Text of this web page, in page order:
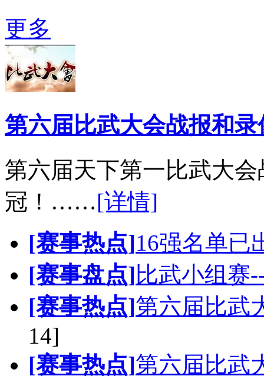
更多
第六届比武大会战报和录
第六届天下第一比武大
冠！……[详情]
[赛事热点]16强名单已
[赛事盘点]比武小组赛
[赛事热点]第六届比武
14]
[赛事热点]第六届比武